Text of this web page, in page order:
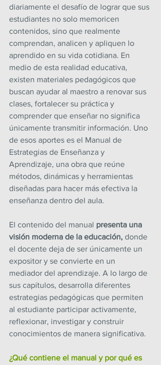
diariamente el desafío de lograr que sus
estudiantes no solo memoricen
contenidos, sino que realmente
comprendan, analicen y apliquen lo
aprendido en su vida cotidiana. En
medio de esta realidad educativa,
existen materiales pedagógicos que
buscan ayudar al maestro a renovar sus
clases, fortalecer su práctica y
comprender que enseñar no significa
únicamente transmitir información. Uno
de esos aportes es el Manual de
Estrategias de Enseñanza y
Aprendizaje, una obra que reúne
métodos, dinámicas y herramientas
diseñadas para hacer más efectiva la
enseñanza dentro del aula.
El contenido del manual presenta una
visión moderna de la educación, donde
el docente deja de ser únicamente un
expositor y se convierte en un
mediador del aprendizaje. A lo largo de
sus capítulos, desarrolla diferentes
estrategias pedagógicas que permiten
al estudiante participar activamente,
reflexionar, investigar y construir
conocimientos de manera significativa.
¿Qué contiene el manual y por qué es